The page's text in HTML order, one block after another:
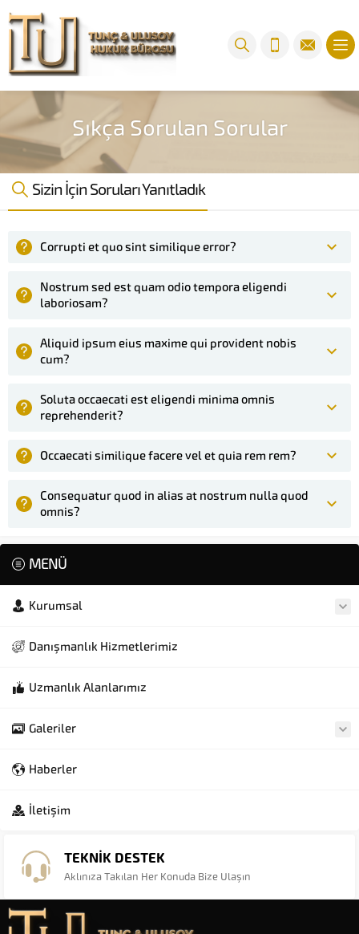
Sıkça Sorulan Sorular
Sizin İçin Soruları Yanıtladık
Corrupti et quo sint similique error?
Nostrum sed est quam odio tempora eligendi
laboriosam?
Aliquid ipsum eius maxime qui provident nobis
cum?
Soluta occaecati est eligendi minima omnis
reprehenderit?
Occaecati similique facere vel et quia rem rem?
Consequatur quod in alias at nostrum nulla quod
omnis?
MENÜ
Kurumsal
Danışmanlık Hizmetlerimiz
Uzmanlık Alanlarımız
Galeriler
Haberler
İletişim
TEKNİK DESTEK
Aklınıza Takılan Her Konuda Bize Ulaşın